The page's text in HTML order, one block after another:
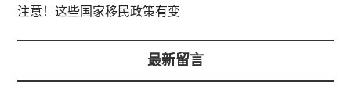
注意！这些国家移民政策有变
最新留言